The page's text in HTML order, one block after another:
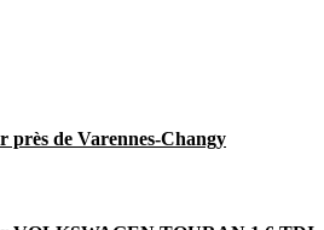
près de Varennes-Changy